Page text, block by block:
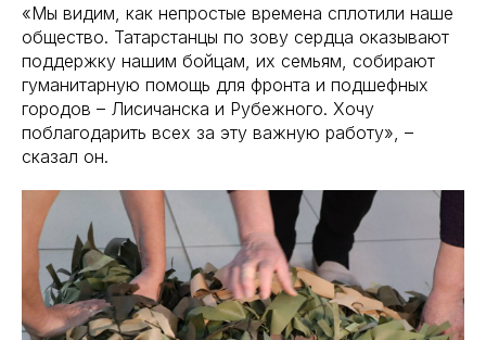
«Мы видим, как непростые времена сплотили наше
общество. Татарстанцы по зову сердца оказывают
поддержку нашим бойцам, их семьям, собирают
гуманитарную помощь для фронта и подшефных
городов – Лисичанска и Рубежного. Хочу
поблагодарить всех за эту важную работу», –
сказал он.